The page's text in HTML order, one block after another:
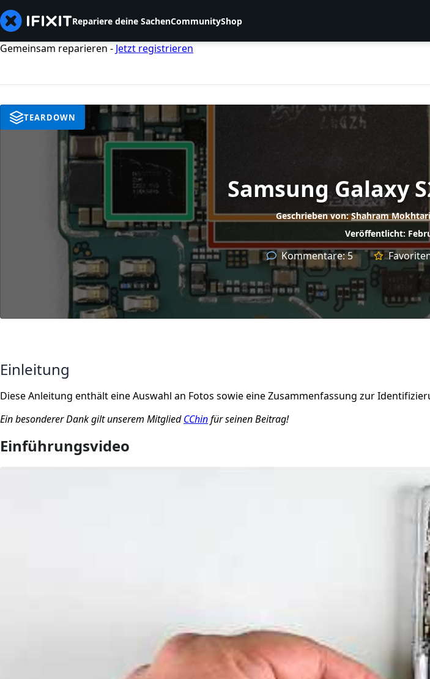
Repariere deine SachenCommunityShop
Gemeinsam reparieren - Jetzt registrieren
Samsung Galaxy
Geschrieben von:Shahram Mokhtari
Veröffentlicht:
Kommentare:5
TEARDOWN
Einleitung
Diese Anleitung enthält eine Auswahl an Fotos sowie eine Zusammenfassung zur
Ein besonderer Dank gilt unserem MitgliedCChinfür seinen Beitrag!
Einführungsvideo